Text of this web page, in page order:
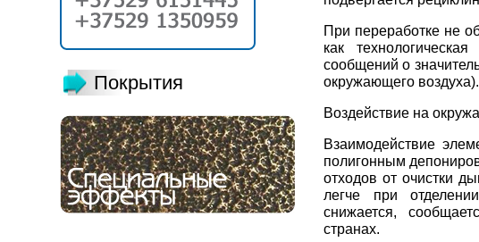
Покрытия
При переработке не
как
сообщений о
окружающего воздуха).
Воздействие на
Взаимодействие
полигонным
отходов от очистки
легче при
снижается,
странах.